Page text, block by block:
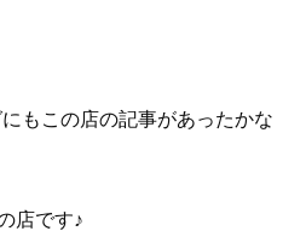
もこの店の記事があったかな
店です♪